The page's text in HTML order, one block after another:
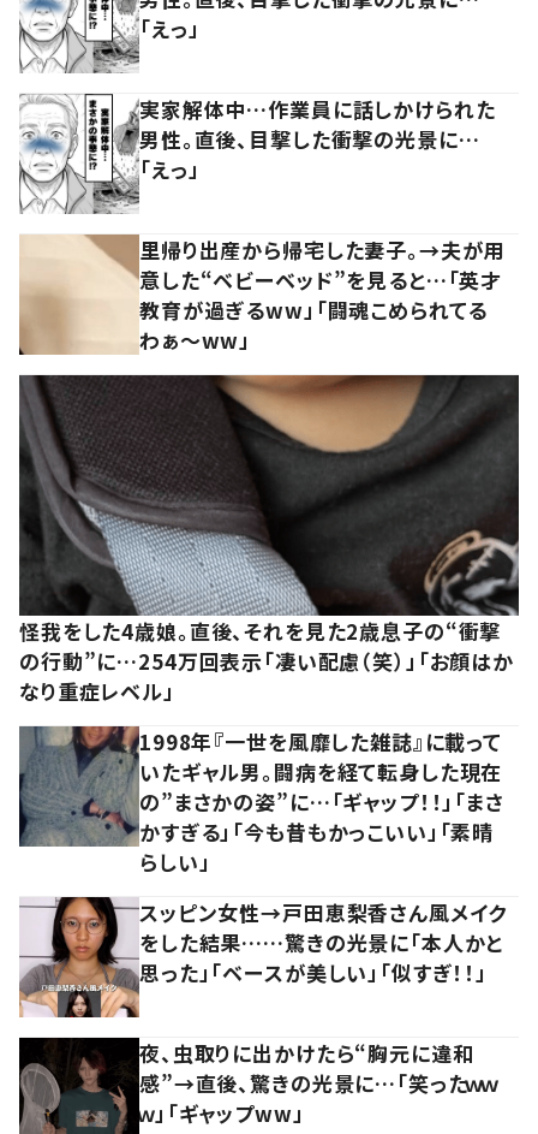
「えっ」
実家解体中…作業員に話しかけられた
男性。直後、目撃した衝撃の光景に…
「えっ」
里帰り出産から帰宅した妻子。→夫が用
意した“ベビーベッド”を見ると…「英才
教育が過ぎるww」「闘魂こめられてる
わぁ～ww」
怪我をした4歳娘。直後、それを見た2歳息子の“衝撃
の行動”に…254万回表示「凄い配慮（笑）」「お顔はか
なり重症レベル」
1998年『一世を風靡した雑誌』に載って
いたギャル男。闘病を経て転身した現在
の”まさかの姿”に…「ギャップ！！」「まさ
かすぎる」「今も昔もかっこいい」「素晴
らしい」
スッピン女性→戸田恵梨香さん風メイク
をした結果……驚きの光景に「本人かと
思った」「ベースが美しい」「似すぎ！！」
夜、虫取りに出かけたら“胸元に違和
感”→直後、驚きの光景に…「笑ったｗｗ
ｗ」「ギャップww」